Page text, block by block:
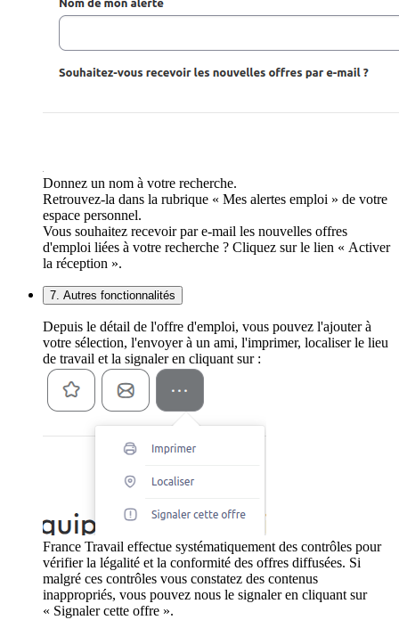
Donnez un nom à votre recherche.
Retrouvez-la dans la rubrique « Mes alertes emploi » de votre
espace personnel.
Vous souhaitez recevoir par e-mail les nouvelles offres
d'emploi liées à votre recherche ? Cliquez sur le lien « Activer
la réception ».
7. Autres fonctionnalités
Depuis le détail de l'offre d'emploi, vous pouvez l'ajouter à
votre sélection, l'envoyer à un ami, l'imprimer, localiser le lieu
de travail et la signaler en cliquant sur :
France Travail effectue systématiquement des contrôles pour
vérifier la légalité et la conformité des offres diffusées. Si
malgré ces contrôles vous constatez des contenus
inappropriés, vous pouvez nous le signaler en cliquant sur
« Signaler cette offre ».